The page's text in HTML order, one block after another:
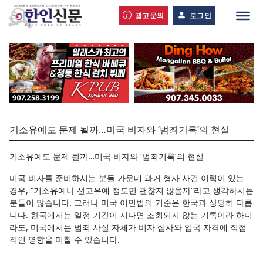
광고문의 로그인
기소유예도 문제 될까…미국 비자와 ‘범죄기록’의 현실
기소유예도 문제 될까…미국 비자와 ‘범죄기록’의 현실
미국 비자를 준비하시는 분들 가운데 과거 형사 사건 이력이 있는
경우, “기소유예나 선고유예 정도면 괜찮지 않을까”라고 생각하시는
분들이 많습니다. 그러나 미국 이민법의 기준은 한국과 상당히 다릅
니다. 한국에서는 일정 기간이 지나면 조회되지 않는 기록이라 하더
라도, 미국에서는 범죄 사실 자체가 비자 심사와 입국 자격에 직접
적인 영향을 미칠 수 있습니다.